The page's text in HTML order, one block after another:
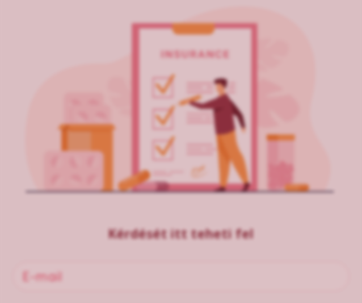
Kérdését itt teheti fel